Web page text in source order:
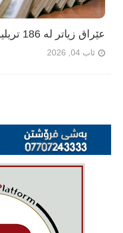
عێراق زیاتر لە 186 تریلیۆن دینار قەرزدارە
ئاب 04, 2026